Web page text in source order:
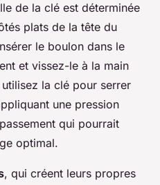
de la clé est déterminée
plats de la tête du
le boulon dans le
et vissez-le à la main
la clé pour serrer
une pression
qui pourrait
optimal.
, qui créent leurs propres